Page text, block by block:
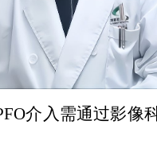
介入需通过影像